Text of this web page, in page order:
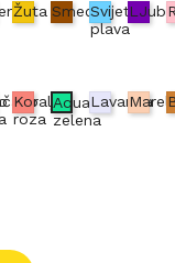
Žuta SmeđaSvijetlo
plava
Koraljno
roza
Aqua
zelena
Lavanda